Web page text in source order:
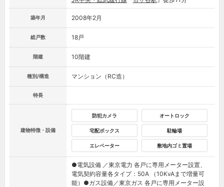
築年月 2008年2月
総戸数 18戸
階建 10階建
種別/構造 マンション（RC造）
特長
建物特徴・設備
防犯カメラ オートロック
宅配ボックス 駐輪場
エレベーター 敷地内ゴミ置場
●電気設備 ／東京電力 各戸に専用メーター設置、
電気契約容量各タイプ：50A （10KvAまで増量可
能）●ガス設備／東京ガス 各戸に専用メーター設